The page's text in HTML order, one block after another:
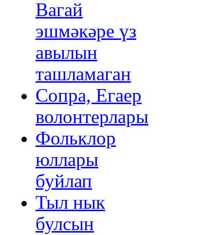
Вагай
эшмәкәре үз
авылын
ташламаган
Сопра, Егаер
волонтерлары
Фольклор
юллары
буйлап
Тыл нык
булсын